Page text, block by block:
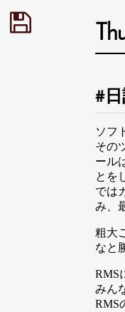
ソフ
その
ール
とを
では
み、
粗大
なと
RMS
みん
RMS